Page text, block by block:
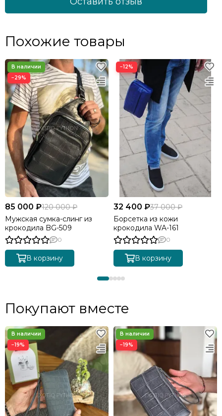
Похожие товары
−29%
85 000 ₽120 000 ₽
Мужская сумка-слинг из
крокодила BG-509
0
В корзину
−12%
32 400 ₽37 000 ₽
Борсетка из кожи
крокодила WA-161
0
В корзину
Покупают вместе
−19% −19%